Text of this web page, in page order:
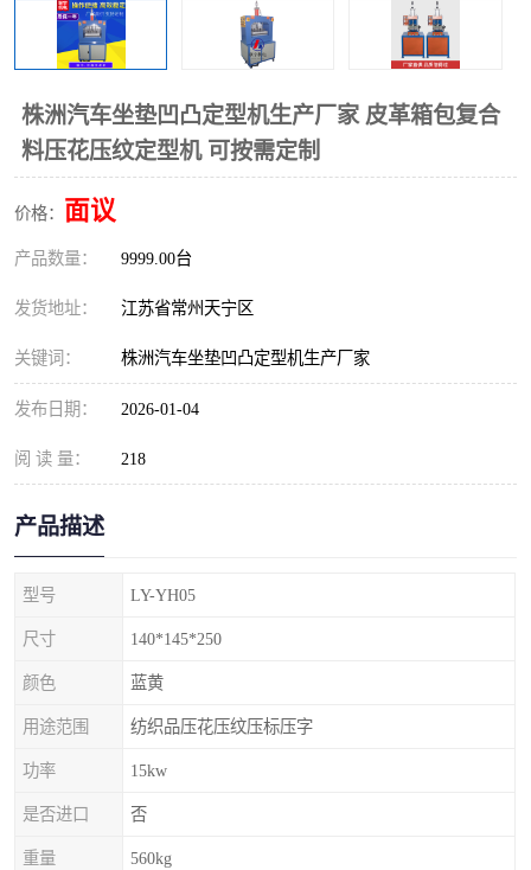
株洲汽车坐垫凹凸定型机生产厂家 皮革箱包复合
料压花压纹定型机 可按需定制
价格： 面议
产品数量： 9999.00台
发货地址： 江苏省常州天宁区
关键词： 株洲汽车坐垫凹凸定型机生产厂家
发布日期： 2026-01-04
阅 读 量： 218
产品描述
型号 LY-YH05
尺寸 140*145*250
颜色 蓝黄
用途范围 纺织品压花压纹压标压字
功率 15kw
是否进口 否
重量 560kg